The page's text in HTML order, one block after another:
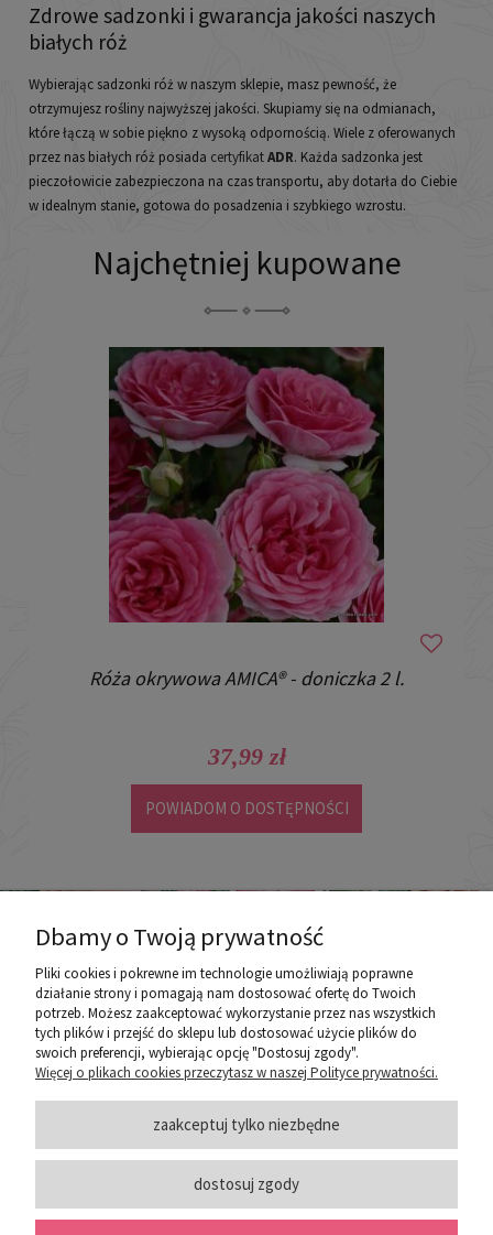
Zdrowe sadzonki i gwarancja jakości naszych
białych róż
Wybierając sadzonki róż w naszym sklepie, masz pewność, że
otrzymujesz rośliny najwyższej jakości. Skupiamy się na odmianach,
które łączą w sobie piękno z wysoką odpornością. Wiele z oferowanych
przez nas białych róż posiada certyfikatADR. Każda sadzonka jest
pieczołowicie zabezpieczona na czas transportu, aby dotarła do Ciebie
w idealnym stanie, gotowa do posadzenia i szybkiego wzrostu.
Najchętniej kupowane
Róża okrywowa AMICA® - doniczka 2 l.
37,99 zł
POWIADOM O DOSTĘPNOŚCI
poznaj ROZEOGRODOWE.PL
ZASADY SPRZEDAŻY
PORADY
Dbamy o Twoją prywatność
Pliki cookies i pokrewne im technologie umożliwiają poprawne
działanie strony i pomagają nam dostosować ofertę do Twoich
potrzeb. Możesz zaakceptować wykorzystanie przez nas wszystkich
tych plików i przejść do sklepu lub dostosować użycie plików do
swoich preferencji, wybierając opcję "Dostosuj zgody".
Więcej o plikach cookies przeczytasz w naszej Polityce prywatności.
zaakceptuj tylko niezbędne
dostosuj zgody